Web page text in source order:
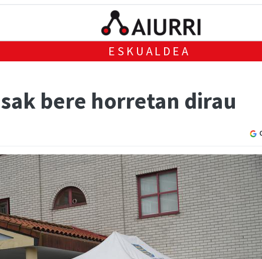
ESKUALDEA
bere horretan dirau